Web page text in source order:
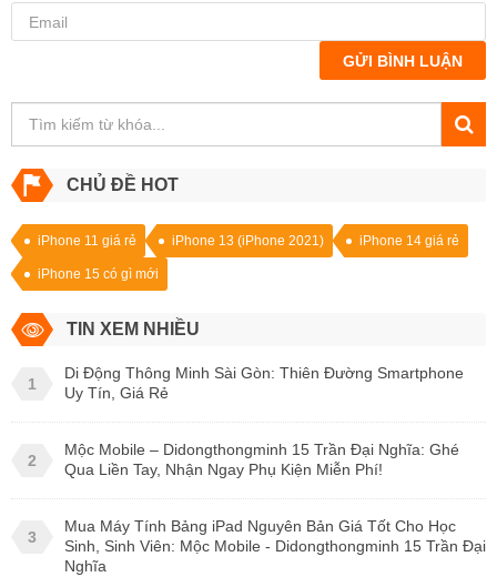
GỬI BÌNH LUẬN
CHỦ ĐỀ HOT
iPhone 11 giá rẻ iPhone 13 (iPhone 2021) iPhone 14 giá rẻ
iPhone 15 có gì mới
TIN XEM NHIỀU
1
Di Động Thông Minh Sài Gòn: Thiên Đường Smartphone
Uy Tín, Giá Rẻ
2
Mộc Mobile – Didongthongminh 15 Trần Đại Nghĩa: Ghé
Qua Liền Tay, Nhận Ngay Phụ Kiện Miễn Phí!
3
Mua Máy Tính Bảng iPad Nguyên Bản Giá Tốt Cho Học
Sinh, Sinh Viên: Mộc Mobile - Didongthongminh 15 Trần Đại
Nghĩa